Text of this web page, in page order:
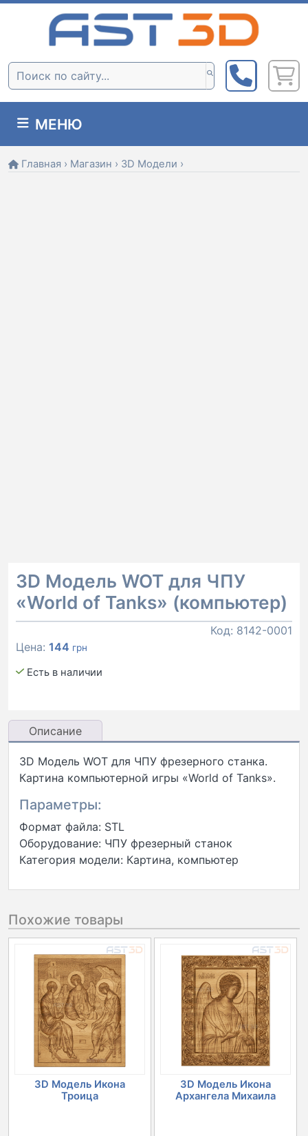
Skip
Поиск:
МЕНЮ
Главная › Магазин › 3D Модели ›
3D Модель WOT для ЧПУ
«World of Tanks» (компьютер)
Код: 8142-0001
Цена:144 грн
Есть в наличии
Описание
3D Модель WOT для ЧПУ фрезерного станка.
Картина компьютерной игры «World of Tanks».
Параметры:
Формат файла: STL
Оборудование: ЧПУ фрезерный станок
Категория модели: Картина, компьютер
Похожие товары
3D Модель Икона
Троица
3D Модель Икона
Архангела Михаила